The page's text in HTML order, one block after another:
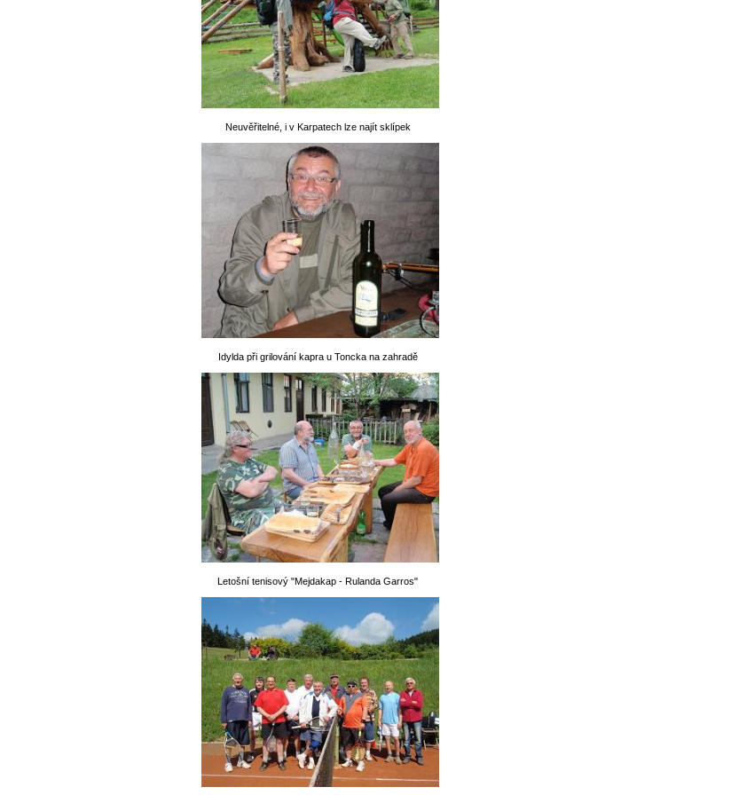
Neuvěřitelné, i v Karpatech lze najít sklípek
Idylda při grilování kapra u Toncka na zahradě
Letošní tenisový "Mejdakap - Rulanda Garros"